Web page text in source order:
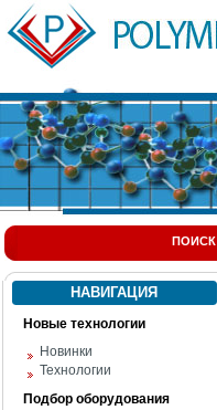
ПОИСК
НАВИГАЦИЯ
Новые технологии
Новинки
Технологии
Подбор оборудования